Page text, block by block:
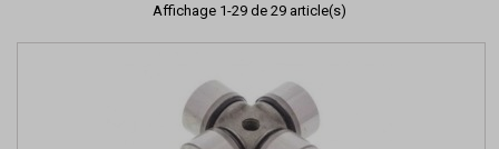
Affichage 1-29 de 29 article(s)